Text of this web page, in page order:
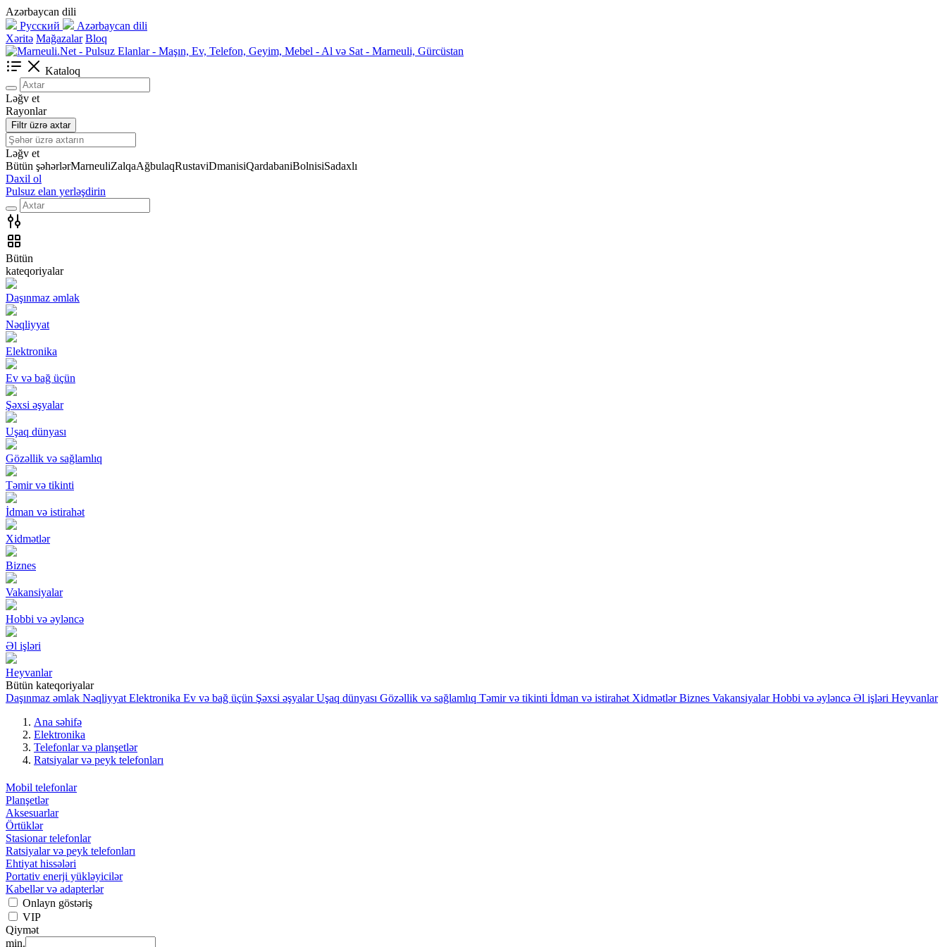
Azərbaycan dili
Русский
Azərbaycan dili
Xəritə Mağazalar Bloq
Kataloq
Ləğv et
Rayonlar
Filtr üzrə axtar
Ləğv et
Bütün şəhərlərMarneuliZalqaAğbulaqRustaviDmanisiQardabaniBolnisiSadaxlı
Daxil ol
Pulsuz elan yerləşdirin
Bütün
kateqoriyalar
Daşınmaz əmlak
Nəqliyyat
Elektronika
Ev və bağ üçün
Şəxsi əşyalar
Uşaq dünyası
Gözəllik və sağlamlıq
Təmir və tikinti
İdman və istirahət
Xidmətlər
Biznes
Vakansiyalar
Hobbi və əyləncə
Əl işləri
Heyvanlar
Bütün kateqoriyalar
Daşınmaz əmlak Nəqliyyat Elektronika Ev və bağ üçün Şəxsi əşyalar Uşaq dünyası Gözəllik və sağlamlıq Təmir və tikinti İdman və istirahət Xidmətlər Biznes Vakansiyalar Hobbi və əyləncə Əl işləri Heyvanlar
Ana səhifə
Elektronika
Telefonlar və planşetlər
Ratsiyalar və peyk telefonları
Mobil telefonlar
Planşetlər
Aksesuarlar
Örtüklər
Stasionar telefonlar
Ratsiyalar və peyk telefonları
Ehtiyat hissələri
Portativ enerji yükləyicilər
Kabellər və adapterlər
Onlayn göstəriş
VIP
Qiymət
min.